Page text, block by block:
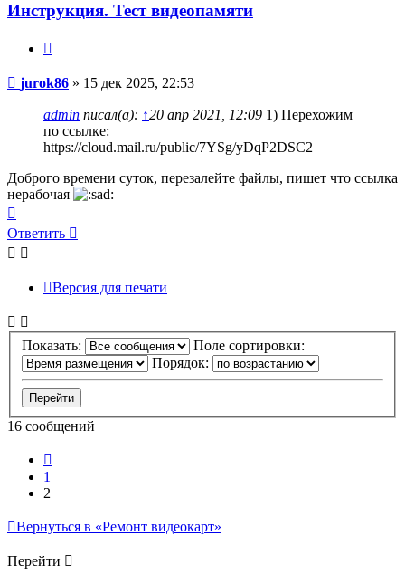
Инструкция. Тест видеопамяти
Сообщение
jurok86 » 15 дек 2025, 22:53
admin писал(а): ↑20 апр 2021, 12:09 1) Перехожим
по ссылке:
https://cloud.mail.ru/public/7YSg/yDqP2DSC2
Доброго времени суток, перезалейте файлы, пишет что ссылка
нерабочая
к
началу
Ответить
Ответить
Версия для печати
Показать:
Поле сортировки:
Порядок:
16 сообщений
1
2
Вернуться в «Ремонт видеокарт»
Перейти